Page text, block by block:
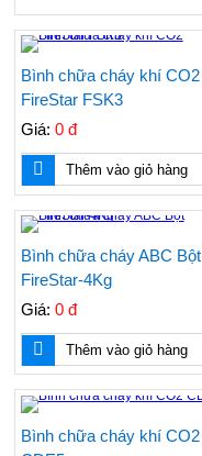
Bình chữa cháy khí CO2
FireStar FSK3
Giá: 0 đ
Thêm vào giỏ hàng
Bình chữa cháy ABC Bột
FireStar-4Kg
Giá: 0 đ
Thêm vào giỏ hàng
Bình chữa cháy khí CO2